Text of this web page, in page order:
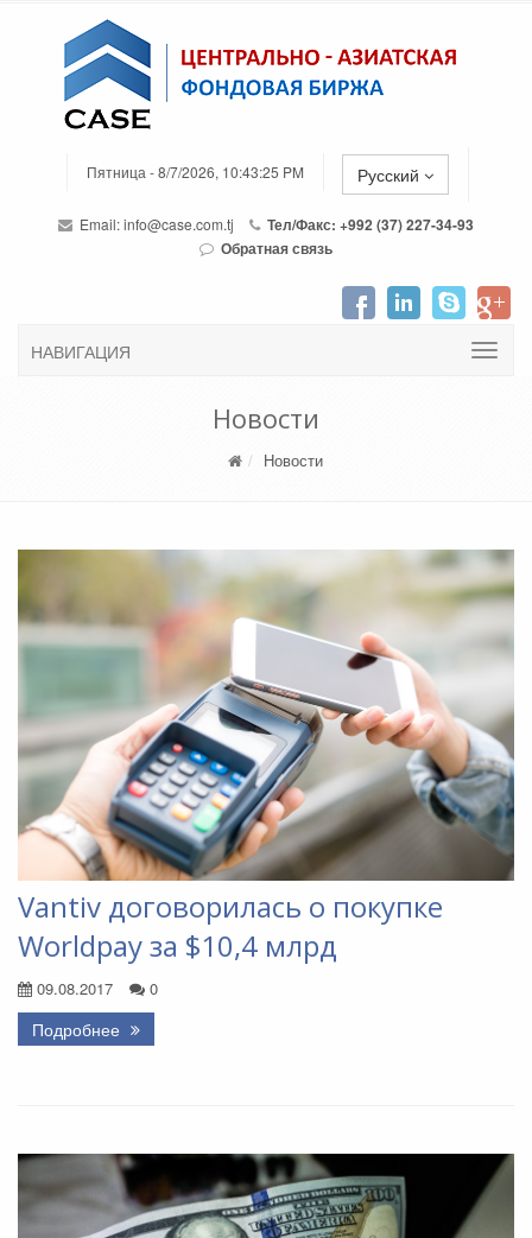
Пятница - 8/7/2026, 10:43:25 PM Русский
Email:info@case.com.tj
Тел/Факс: +992 (37) 227-34-93
Обратная связь
НАВИГАЦИЯ
Новости
Новости
Vantiv договорилась о покупке
Worldpay за $10,4 млрд
09.08.2017 0
Подробнее